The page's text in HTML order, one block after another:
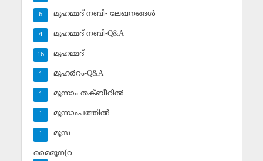
മുഹമ്മദ് നബി- ലേഖനങ്ങള്‍
6
മുഹമ്മദ് നബി-Q&A
4
മുഹമ്മദ്‌
16
മുഹര്‍റം-Q&A
1
മൂന്നാം തക്ബീറില്‍
1
മൂന്നാംപത്തില്‍
1
മൂസ
1
മൈമൂന(റ